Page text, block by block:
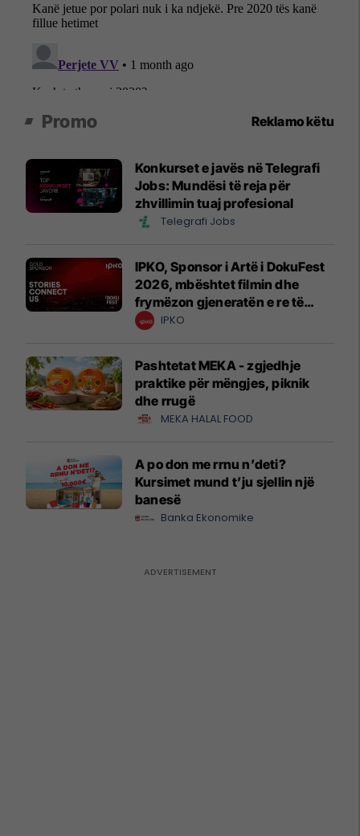
Promo Reklamo këtu
Konkurset e javës në Telegrafi
Jobs: Mundësi të reja për
zhvillimin tuaj profesional
Telegrafi Jobs
IPKO, Sponsor i Artë i DokuFest
2026, mbështet filmin dhe
frymëzon gjeneratën e re të
krijuesve
IPKO
Pashtetat MEKA - zgjedhje
praktike për mëngjes, piknik
dhe rrugë
MEKA HALAL FOOD
A po don me rrnu n’deti?
Kursimet mund t’ju sjellin një
banesë
Banka Ekonomike